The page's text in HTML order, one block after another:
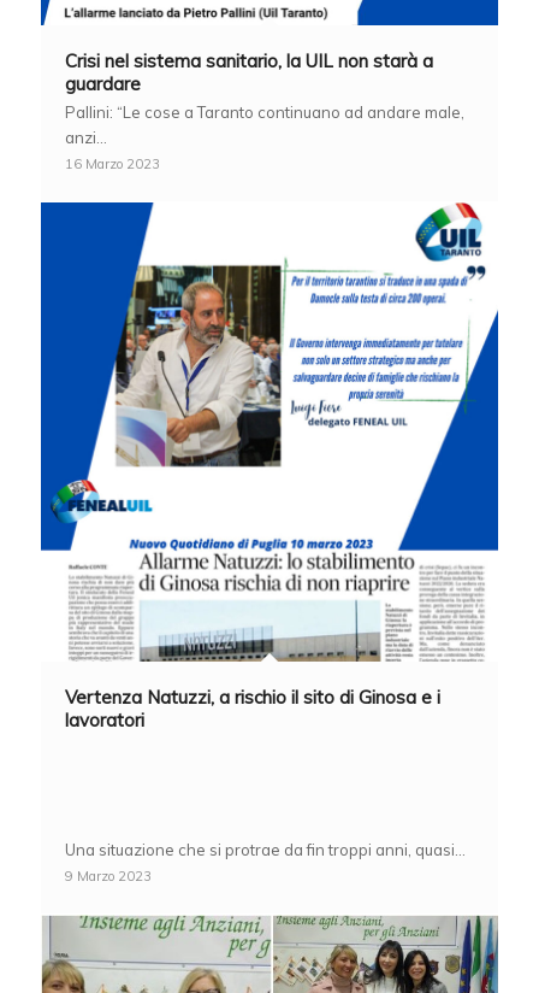
Crisi nel sistema sanitario, la UIL non starà a
guardare
Pallini: “Le cose a Taranto continuano ad andare male,
anzi…
16 Marzo 2023
Vertenza Natuzzi, a rischio il sito di Ginosa e i
lavoratori
Una situazione che si protrae da fin troppi anni, quasi…
9 Marzo 2023